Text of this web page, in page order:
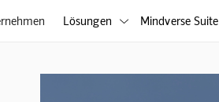
Lösungen  Mindverse Suite